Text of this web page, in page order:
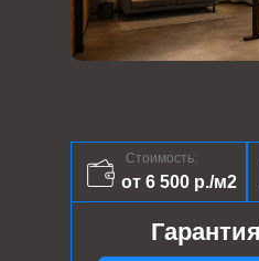
Стоимость:
от 6 500 р./м2